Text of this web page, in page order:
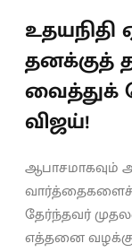
உதயநிதி
தனக்குத்
விஜய்!
ஆபாசமாகவும்
வார்த்தைகளைச்
தேர்ந்தவர்
எத்தனை